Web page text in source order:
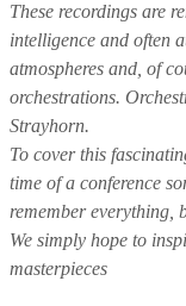
These recordings are
intelligence and often
atmospheres and, of
orchestrations.
Strayhorn.
To cover this
time of a conference
remember everything,
We simply hope to
masterpieces